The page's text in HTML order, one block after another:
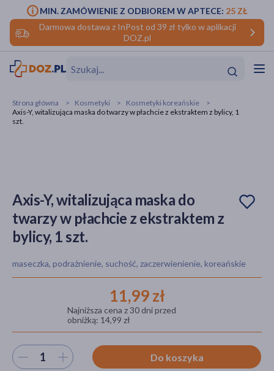
Darmowa dostawa z InPost od 39 zł tylko w aplikacji
DOZ.pl
MIN. ZAMÓWIENIE Z ODBIOREM W APTECE: 25 ZŁ
Strona główna Kosmetyki
Kosmetyki koreańskie
Axis-Y, witalizująca maska do twarzy w płachcie z ekstraktem z bylicy, 1
szt.
Axis-Y, witalizująca maska do
twarzy w płachcie z ekstraktem z
bylicy, 1 szt.
maseczka, podrażnienie, suchość, zaczerwienienie, koreańskie
11,99 zł
Najniższa cena z 30 dni przed
obniżką: 14,99 zł
Wybierz ilość Do koszyka